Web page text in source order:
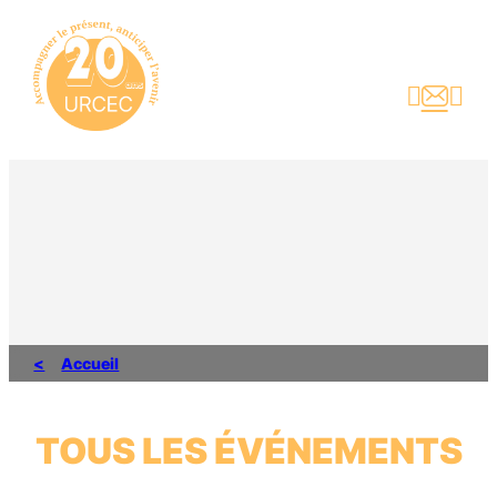
contenu

Accueil
TOUS LES ÉVÉNEMENTS